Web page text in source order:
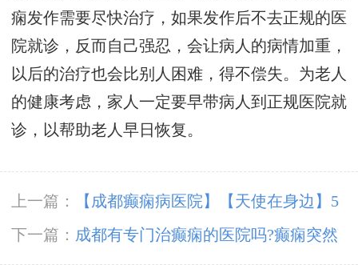
痫发作需要尽快治疗，如果发作后不去正规的医
院就诊，反而自己强忍，会让病人的病情加重，
以后的治疗也会比别人困难，得不偿失。为老人
的健康考虑，家人一定要早带病人到正规医院就
诊，以帮助老人早日恢复。
上一篇：
【成都癫痫病医院】【天使在身边】5
月12日，成都神康癫痫医院国际护士节户外团建
下一篇： 成都有专门治癫痫的医院吗?癫痫突然